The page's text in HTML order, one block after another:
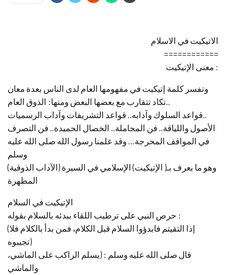
الاتيكيت في الاسلام
============
معنى الإتيكيت :
وتفسر كلمة إتيكيت في مفهومها العام لدى الناس بعدة معان
تكاد تتقارب مع بعضها البعض ومنها: الذوق العام..
قواعد السلوك وآدابه.. قواعد التشريفات وآداب الرسميات..
الأصول واللياقة.. فن المجاملة.. الخصال الحميدة.. فن التصرف
في المواقف المحرجة… وقد علمنا رسول الله صلى الله عليه
وسلم
(الآداب الذوقية) وهو ما يعرف بـ( الإتيكيت) الإسلامي في السيرة
المطهرة
الإتيكيت في السلام
حرص النبي على ترطيب اللقاء ببدئه بالسلام بقوله :
(إذا التقيتم فابدؤوا السلام قبل الكلام، فمن بدأ بالكلام فلا
تجيبوه)
قال صلى الله عليه وسلم : (يسلم الراكب على الماشي،
والماشي